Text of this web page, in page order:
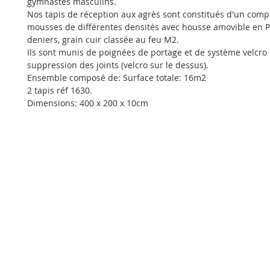
Nos tapis de réception aux agrès sont constitués d'un
mousses de différentes densités avec housse amovible en
deniers, grain cuir classée au feu M2.
Ils sont munis de poignées de portage et de système
suppression des joints (velcro sur le dessus).
Ensemble composé de: Surface totale: 16m2
2 tapis réf 1630.
Dimensions: 400 x 200 x 10cm